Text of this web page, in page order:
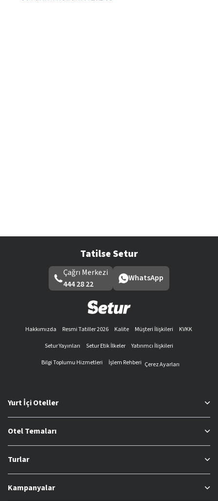
Tatilse Setur
Çağrı Merkezi
444 28 22
WhatsApp
Hakkımızda Resmi Tatiller 2026 Kalite Müşteri İlişkileri
KVKK
Setur Yayınları
Setur Etik İlkeler
Yatırımcı İlişkileri
Bilgi Toplumu Hizmetleri
İşlem Rehberi Çerez Ayarları
Yurt İçi Oteller
Otel Temaları
Turlar
Kampanyalar